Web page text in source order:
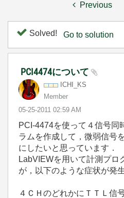
Previous
Solved! Go to solution
PCI4474について
ICHI_KS
Member
‎05-25-2011 02:59 AM
PCI-4474を使って４信号同
ラムを作成して，微弱信号
にしたいと思っています．
LabVIEWを用いて計測プロ
が，以下のような症状が発
４ＣＨのどれかにＴＴＬ信